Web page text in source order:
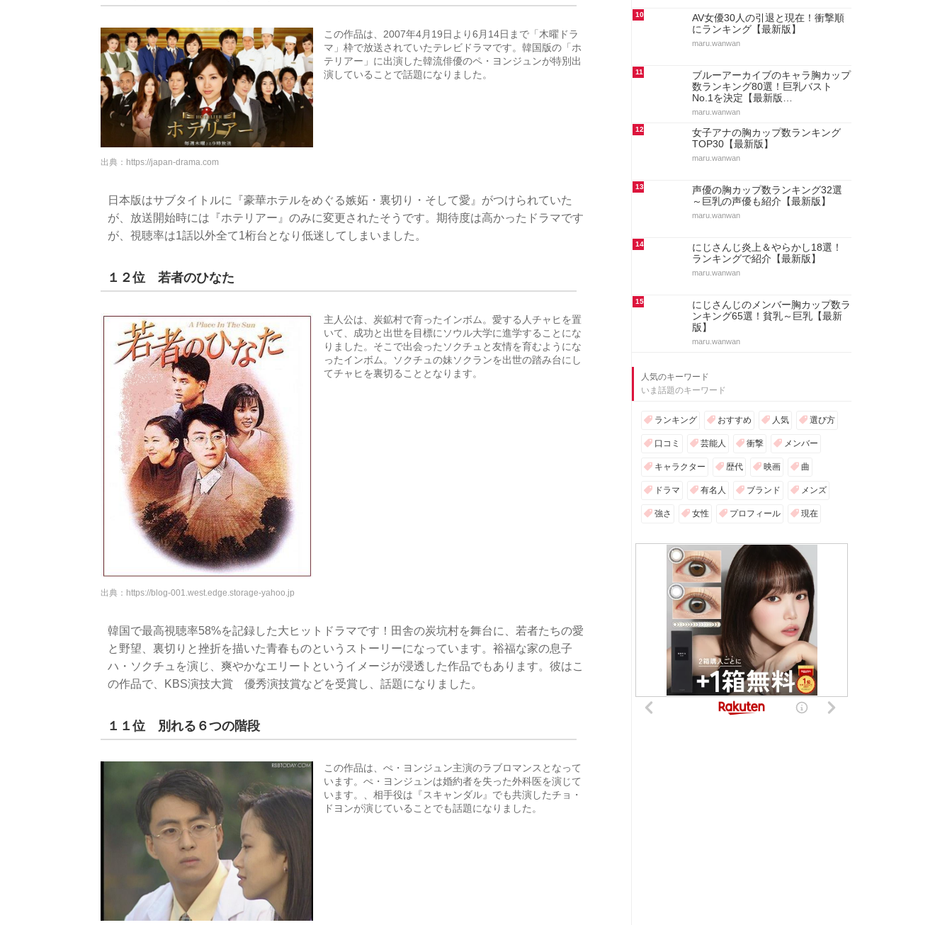
この作品は、2007年4月19日より6月14日まで「木曜ドラ
マ」枠で放送されていたテレビドラマです。韓国版の「ホ
テリアー」に出演した韓流俳優のペ・ヨンジュンが特別出
演していることで話題になりました。
出典： https://japan-drama.com
日本版はサブタイトルに『豪華ホテルをめぐる嫉妬・裏切り・そして愛』がつけられていた
が、放送開始時には『ホテリアー』のみに変更されたそうです。期待度は高かったドラマです
が、視聴率は1話以外全て1桁台となり低迷してしまいました。
１２位 若者のひなた
主人公は、炭鉱村で育ったインボム。愛する人チャヒを置
いて、成功と出世を目標にソウル大学に進学することにな
りました。そこで出会ったソクチュと友情を育むようにな
ったインボム。ソクチュの妹ソクランを出世の踏み台にし
てチャヒを裏切ることとなります。
出典： https://blog-001.west.edge.storage-yahoo.jp
韓国で最高視聴率58%を記録した大ヒットドラマです！田舎の炭坑村を舞台に、若者たちの愛
と野望、裏切りと挫折を描いた青春ものというストーリーになっています。裕福な家の息子
ハ・ソクチュを演じ、爽やかなエリートというイメージが浸透した作品でもあります。彼はこ
の作品で、KBS演技大賞 優秀演技賞などを受賞し、話題になりました。
１１位 別れる６つの階段
この作品は、ぺ・ヨンジュン主演のラブロマンスとなって
います。ぺ・ヨンジュンは婚約者を失った外科医を演じて
います。、相手役は『スキャンダル』でも共演したチョ・
ドヨンが演じていることでも話題になりました。
10
AV女優30人の引退と現在！衝撃順
にランキング【最新版】
maru.wanwan
11
ブルーアーカイブのキャラ胸カップ
数ランキング80選！巨乳バスト
No.1を決定【最新版…
maru.wanwan
12
女子アナの胸カップ数ランキング
TOP30【最新版】
maru.wanwan
13
声優の胸カップ数ランキング32選
～巨乳の声優も紹介【最新版】
maru.wanwan
14
にじさんじ炎上＆やらかし18選！
ランキングで紹介【最新版】
maru.wanwan
15
にじさんじのメンバー胸カップ数ラ
ンキング65選！貧乳～巨乳【最新
版】
maru.wanwan
人気のキーワード
いま話題のキーワード
ランキング おすすめ 人気 選び方
口コミ 芸能人 衝撃 メンバー
キャラクター 歴代 映画 曲
ドラマ 有名人 ブランド メンズ
強さ 女性 プロフィール 現在